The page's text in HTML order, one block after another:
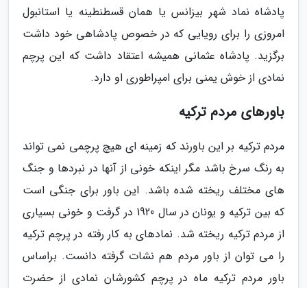
پادشاه نماد شهر بیزانس یا همان قسطنطینه یا استانبول
امروزی را برای رویایی که در خصوص پادشاهی خود داشت
برگزید. پادشاه عثمانی همیشه اعتقاد داشت که این پرچم
نمادی از خوش یمنی برای امپراطوری او دارد.
باورهای مردم ترکیه
مردم ترکیه بر این باورند که زمینه ای هیچ پرچمی نمی تواند
به رنگ سرخ باشد مگر اینکه خونی از آنها در نبردها و جنگ
های مختلف ریخته شده باشد. این باور برای جنگی است
که بین ترکیه و یونان در سال 1920 در گرفت و خونی بسیاری
از مردم ترکیه ریخته شد. نمادهای به کار رفته در پرچم ترکیه
را می توان از باور مردم هم نشات گرفته دانست. براساس
باور مردم ترکیه ماه در پرچم کشورشان نمادی از حضرت